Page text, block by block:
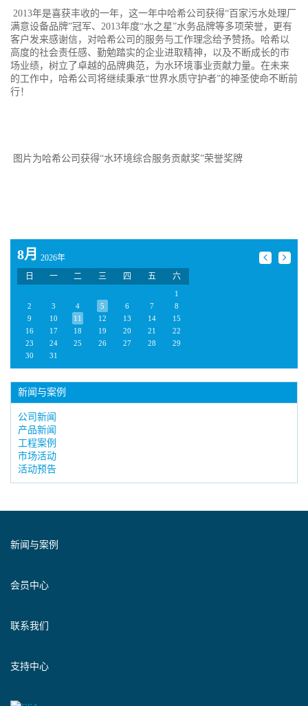
2013年是喜获丰收的一年，这一年中哈希公司获得“百家污水处理厂
满意设备品牌”冠军、2013年度“水之星”水务品牌等多项荣誉，更有
客户发来感谢信，对哈希公司的服务与工作理念给予赞扬。哈希以
高度的社会责任感、勤勉踏实的企业进取精神，以及不断成长的市
场业绩，树立了卓越的品牌典范，为水环境事业贡献力量。在未来
的工作中，哈希公司将继续秉承“世界水质守护者”的神圣使命不断前
行！
图片为哈希公司获得“水环境综合服务贡献奖”荣誉奖牌
8月
2026年
日
一 二 三 四 五 六
1
2
3 4 5 6 7
8
9
10 11 12 13 14
15
16
17 18 19 20 21
22
23
24 25 26 27 28
29
30
31
新闻与案例
公司新闻
产品新闻
工程案例
市场活动
活动预告
新闻与案例
会员中心
联系我们
支持中心